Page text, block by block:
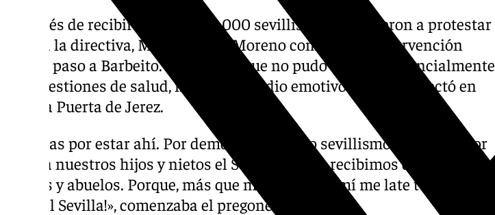
Después de recibir a los casi 10.000 sevillistas que salieron a protestar
contra la directiva, Miguel Ángel Moreno comenzó su intervención
dando paso a Barbeito. El escritor, que no pudo acudir presencialmente
por cuestiones de salud, mandó un audio emotivo que se proyectó en
toda la Puerta de Jerez.
«Gracias por estar ahí. Por demostrar vuestro sevillismo y empeño por
dejar a nuestros hijos y nietos el Sevilla FC que recibimos de nuestros
padres y abuelos. Porque, más que mi corazón, a mí me late tu escudo.
¡Viva el Sevilla!», comenzaba el pregonero.